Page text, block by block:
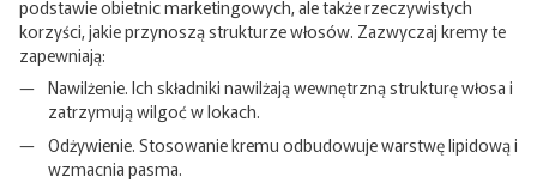
podstawie obietnic marketingowych, ale także rzeczywistych
korzyści, jakie przynoszą strukturze włosów. Zazwyczaj kremy te
zapewniają:
Nawilżenie. Ich składniki nawilżają wewnętrzną strukturę włosa i
zatrzymują wilgoć w lokach.
Odżywienie. Stosowanie kremu odbudowuje warstwę lipidową i
wzmacnia pasma.